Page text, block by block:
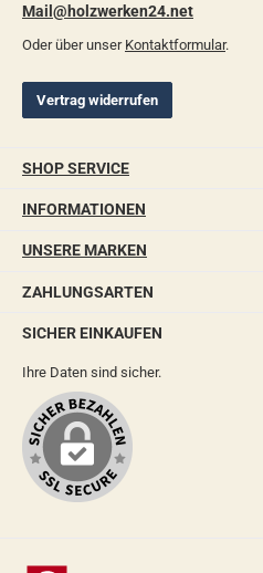
Mail@holzwerken24.net
Oder über unser Kontaktformular.
Vertrag widerrufen
SHOP SERVICE
INFORMATIONEN
UNSERE MARKEN
ZAHLUNGSARTEN
SICHER EINKAUFEN
Ihre Daten sind sicher.